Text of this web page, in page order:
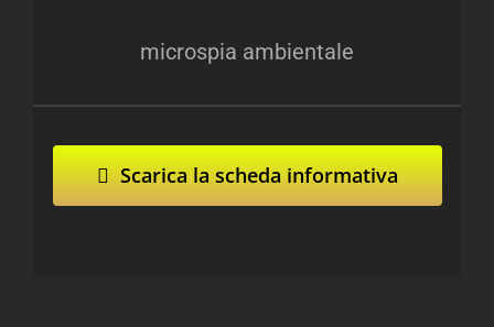
microspia ambientale
Scarica la scheda informativa